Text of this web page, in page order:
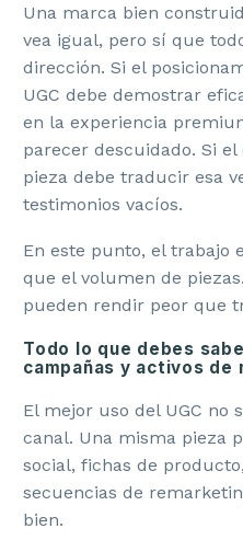
Una marca bien
vea igual, pero sí que
dirección. Si el
UGC debe demostrar
en la experiencia
parecer descuidado. Si
pieza debe traducir esa
testimonios vacíos.
En este punto, el trabajo
que el volumen de
pueden rendir peor que
Todo lo que debes
campañas y activos de
El mejor uso del UGC no
canal. Una misma pieza
social, fichas de
secuencias de
bien.